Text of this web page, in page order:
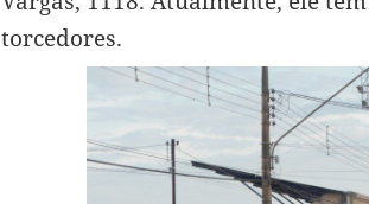
torcedores.